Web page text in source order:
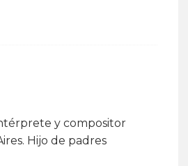
y compositor
Hijo de padres